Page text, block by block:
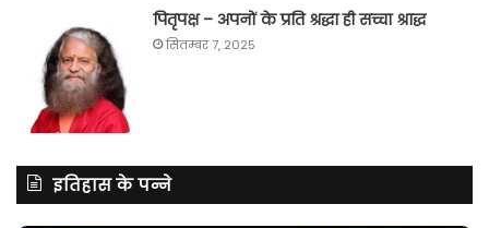
पितृपक्ष – अपनों के प्रति श्रद्धा ही सच्चा श्राद्ध
सितम्बर 7, 2025
इतिहास के पन्ने